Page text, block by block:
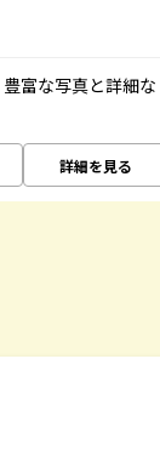
富な写真と詳細な
詳細を見る